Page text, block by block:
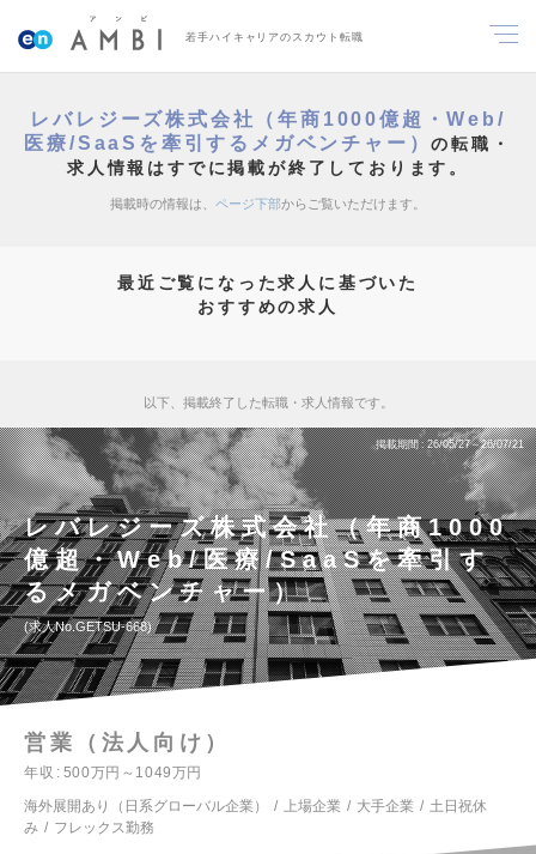
若手ハイキャリアのスカウト転職
レバレジーズ株式会社（年商1000億超・Web/
医療/SaaSを牽引するメガベンチャー）の転職・
求人情報はすでに掲載が終了しております。
掲載時の情報は、 ページ下部からご覧いただけます。
最近ご覧になった求人に基づいた
おすすめの求人
以下、掲載終了した転職・求人情報です。
掲載期間 26/05/27～26/07/21
レバレジーズ株式会社（年商1000
億超・Web/医療/SaaSを牽引す
るメガベンチャー）
求人No.GETSU-668
営業（法人向け）
年収
500万円～1049万円
海外展開あり（日系グローバル企業）
上場企業 大手企業
土日祝休
み
フレックス勤務